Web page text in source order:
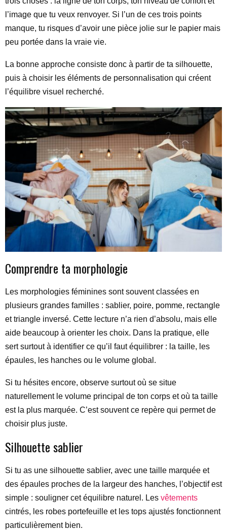
l’image que tu veux renvoyer. Si l’un de ces trois points
manque, tu risques d’avoir une pièce jolie sur le papier mais
peu portée dans la vraie vie.
La bonne approche consiste donc à partir de ta silhouette,
puis à choisir les éléments de personnalisation qui créent
l’équilibre visuel recherché.
Comprendre ta morphologie
Les morphologies féminines sont souvent classées en
plusieurs grandes familles : sablier, poire, pomme, rectangle
et triangle inversé. Cette lecture n’a rien d’absolu, mais elle
aide beaucoup à orienter les choix. Dans la pratique, elle
sert surtout à identifier ce qu’il faut équilibrer : la taille, les
épaules, les hanches ou le volume global.
Si tu hésites encore, observe surtout où se situe
naturellement le volume principal de ton corps et où ta taille
est la plus marquée. C’est souvent ce repère qui permet de
choisir plus juste.
Silhouette sablier
Si tu as une silhouette sablier, avec une taille marquée et
des épaules proches de la largeur des hanches, l’objectif est
simple : souligner cet équilibre naturel. Les vêtements
cintrés, les robes portefeuille et les tops ajustés fonctionnent
particulièrement bien.